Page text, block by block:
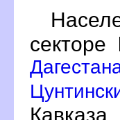
секторе
Кавказа